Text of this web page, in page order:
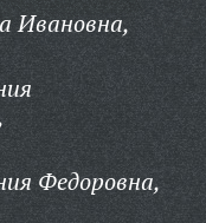
Ивановна,
Федоровна,